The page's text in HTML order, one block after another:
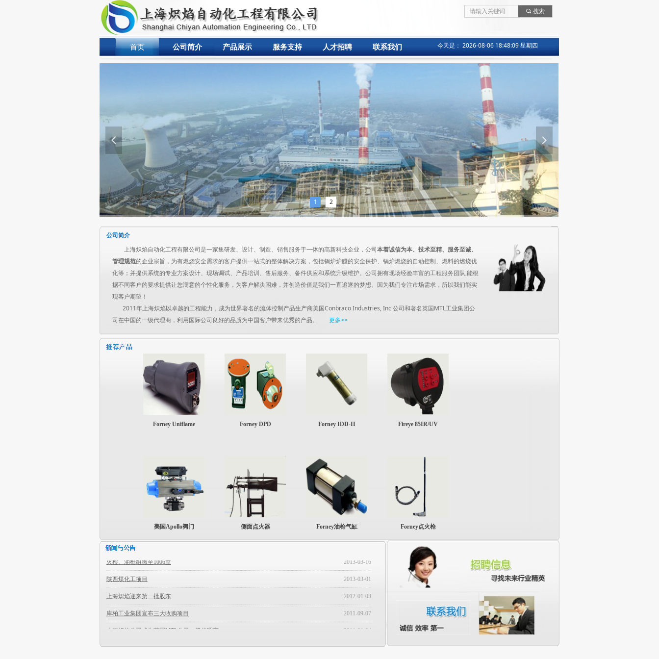
今天是： 2026-08-06 18:48:09 星期四
끠 搜索
首页 公司简介 产品展示 服务支持 人才招聘 联系我们
Forney Uniflame Forney DPD Forney IDD-II Fireye 85IR/UV
美国Apollo阀门 侧面点火器 Forney油枪气缸 Forney点火枪
下一页
公司简介
更多>>
上海炽焰自动化工程有限公司是一家集研发、设计、制造、销售服务于一体的高新科技企业，公司本着诚信为本、技术至精、服务至诚、
管理规范的企业宗旨，为有燃烧安全需求的客户提供一站式的整体解决方案，包括锅炉炉膛的安全保护、锅炉燃烧的自动控制、燃料的燃烧优
化等；并提供系统的专业方案设计、现场调试、产品培训、售后服务、备件供应和系统升级维护。公司拥有现场经验丰富的工程服务团队,能根
据不同客户的要求提供让您满意的个性化服务，为客户解决困难，并创造价值是我们一直追逐的梦想。因为我们专注市场需求，所以我们能实
现客户期望！
2011年上海炽焰以卓越的工程能力，成为世界著名的流体控制产品生产商美国Conbraco Industries, Inc 公司和著名英国MTL工业集团公
司在中国的一级代理商，利用国际公司良好的品质为中国客户带来优秀的产品。
亚新钢厂烤包器火检系统
上海炽焰公司羽毛球比赛
2013-03-16
火检、油枪组搬至1006室
2013-03-01
陕西煤化工项目
2012-01-03
上海炽焰迎来第一批股东
2011-09-07
库柏工业集团宣布三大收购项目
2011-01-04
上海炽焰公司成为英国MTL公司一级代理商
美国Conbraco Industries, Inc 公司
英国MTL集团公司工业控制产品
1 2
넳 넲